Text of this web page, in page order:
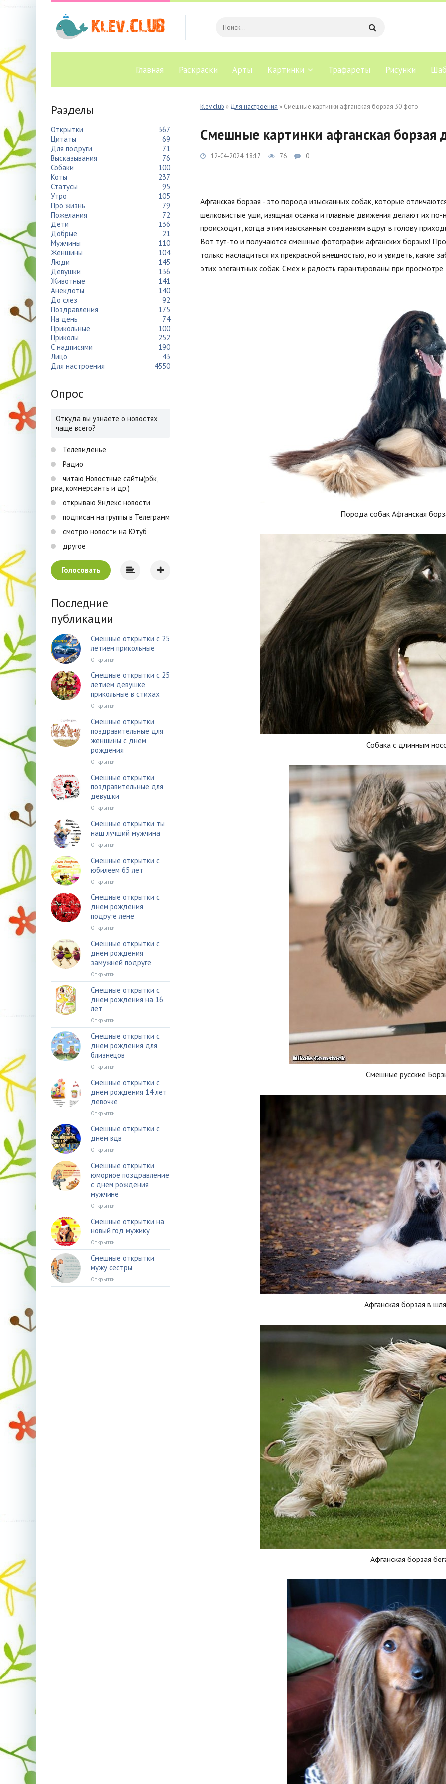
Главная Раскраски Арты Картинки Трафареты Рисунки
klev.club » Для настроения » Смешные картинки афганская борзая 30 фото
Смешные картинки афганская борзая
12-04-2024, 18:17 76 0
Афганская борзая - это порода изысканных собак, которые
шелковистые уши, изящная осанка и плавные движения делают их
происходит, когда этим изысканным созданиям вдруг в голову
Вот тут-то и получаются смешные фотографии афганских борзых!
только насладиться их прекрасной внешностью, но и увидеть, какие
этих элегантных собак. Смех и радость гарантированы при
Порода собак Афганская
Собака с длинным
Смешные русские
Афганская борзая в
Афганская борзая
Разделы
Открытки
367
Цитаты
69
Для подруги
71
Высказывания
76
Собаки
100
Коты
237
Статусы
95
Утро
105
Про жизнь
79
Пожелания
72
Дети
136
Добрые
21
Мужчины
110
Женщины
104
Люди
145
Девушки
136
Животные
141
Анекдоты
140
До слез
92
Поздравления
175
На день
74
Прикольные
100
Приколы
252
С надписями
190
Лицо
43
Для настроения
4550
Опрос
Откуда вы узнаете о новостях
чаще всего?
Телевиденье
Радио
читаю Новостные сайты(рбк,
риа, коммерсантъ и др.)
открываю Яндекс новости
подписан на группы в Телеграмм
смотрю новости на Ютуб
другое
Голосовать
Последние
публикации
Смешные открытки с 25
летием прикольные
Открытки
Смешные открытки с 25
летием девушке
прикольные в стихах
Открытки
Смешные открытки
поздравительные для
женщины с днем
рождения
Открытки
Смешные открытки
поздравительные для
девушки
Открытки
Смешные открытки ты
наш лучший мужчина
Открытки
Смешные открытки с
юбилеем 65 лет
Открытки
Смешные открытки с
днем рождения
подруге лене
Открытки
Смешные открытки с
днем рождения
замужней подруге
Открытки
Смешные открытки с
днем рождения на 16
лет
Открытки
Смешные открытки с
днем рождения для
близнецов
Открытки
Смешные открытки с
днем рождения 14 лет
девочке
Открытки
Смешные открытки с
днем вдв
Открытки
Смешные открытки
юморное поздравление
с днем рождения
мужчине
Открытки
Смешные открытки на
новый год мужику
Открытки
Смешные открытки
мужу сестры
Открытки